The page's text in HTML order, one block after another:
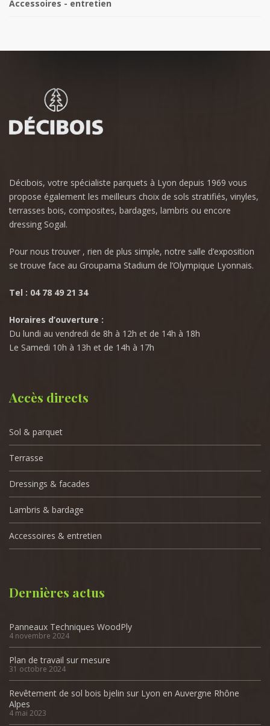
Accessoires - entretien
Décibois, votre spécialiste parquets à Lyon depuis 1969 vous
propose également les meilleurs choix de sols stratifiés, vinyles,
terrasses bois, composites, bardages, lambris ou encore
dressing Sogal.
Pour nous trouver , rien de plus simple, notre salle d’exposition
se trouve face au Groupama Stadium de l’Olympique Lyonnais.
Tel : 04 78 49 21 34
Horaires d’ouverture :
Du lundi au vendredi de 8h à 12h et de 14h à 18h
Le Samedi 10h à 13h et de 14h à 17h
Accès directs
Sol & parquet
Terrasse
Dressings & facades
Lambris & bardage
Accessoires & entretien
Dernières actus
Panneaux Techniques WoodPly
4 novembre 2024
Plan de travail sur mesure
31 octobre 2024
Revêtement de sol bois bjelin sur Lyon en Auvergne Rhône
Alpes
4 mai 2023